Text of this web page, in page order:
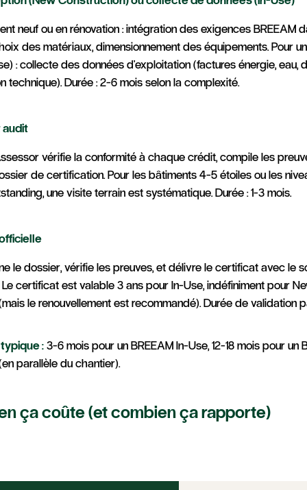
neuf ou en rénovation : intégration des exigences BREEAM
des matériaux, dimensionnement des équipements. Pour
: collecte des données d'exploitation (factures énergie, eau,
technique). Durée : 2-6 mois selon la complexité.
audit
vérifie la conformité à chaque crédit, compile les
de certification. Pour les bâtiments 4-5 étoiles ou les
une visite terrain est systématique. Durée : 1-3 mois.
le dossier, vérifie les preuves, et délivre le certificat avec le
Le certificat est valable 3 ans pour In-Use, indéfiniment pour
le renouvellement est recommandé). Durée de validation
:3-6 mois pour un BREEAM In-Use, 12-18 mois pour un
parallèle du chantier).
ça coûte (et combien ça rapporte)